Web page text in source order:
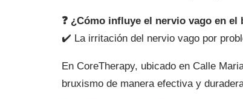
❓ ¿Cómo influye el nervio vago en el
✔️ La irritación del nervio vago por
En CoreTherapy, ubicado en Calle
bruxismo de manera efectiva y